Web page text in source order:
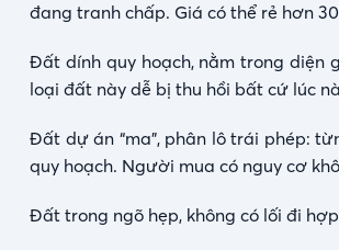
đang tranh chấp. Giá có thể rẻ hơn
Đất dính quy hoạch, nằm trong diện
loại đất này dễ bị thu hồi bất cứ lúc
Đất dự án “ma”, phân lô trái phép:
quy hoạch. Người mua có nguy cơ
Đất trong ngõ hẹp, không có lối đi